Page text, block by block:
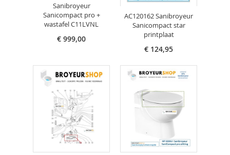
Sanibroyeur
Sanicompact pro +
wastafel C11LVNL
€ 999,00
AC120162 Sanibroyeur
Sanicompact star
printplaat
€ 124,95